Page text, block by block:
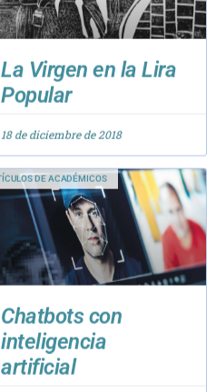
La Virgen en la Lira
Popular
18 de diciembre de 2018
Chatbots con
inteligencia
artificial
5 de noviembre de 2024